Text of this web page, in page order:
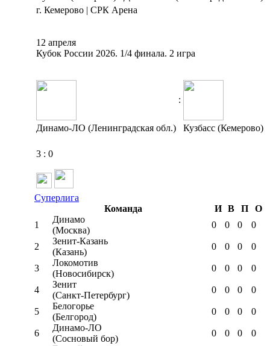
г. Кемерово | СРК Арена
12 апреля
Кубок России 2026. 1/4 финала. 2 игра
:
Динамо-ЛО (Ленинградская обл.) Кузбасс (Кемерово)
3 : 0
Суперлига
Команда
И В П
О
1
Динамо
(Москва)
0 0 0 0
2
Зенит-Казань
(Казань)
0 0 0 0
3
Локомотив
(Новосибирск)
0 0 0 0
4
Зенит
(Санкт-Петербург)
0 0 0 0
5
Белогорье
(Белгород)
0 0 0 0
6
Динамо-ЛО
(Сосновый бор)
0 0 0 0